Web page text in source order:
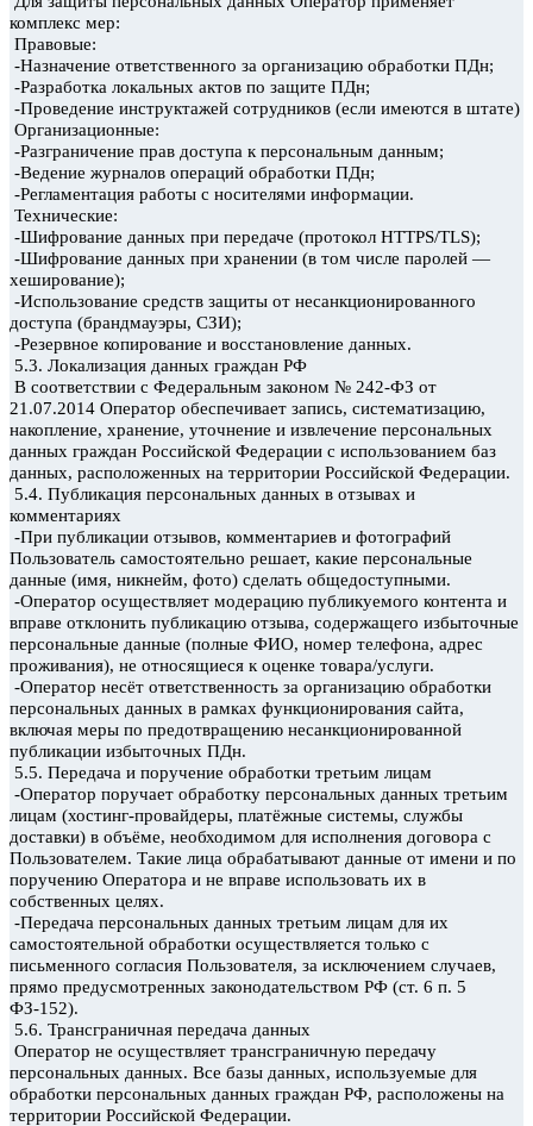
комплекс мер:
Правовые:
-Назначение ответственного за организацию обработки ПДн;
-Разработка локальных актов по защите ПДн;
-Проведение инструктажей сотрудников (если имеются в штате)
Организационные:
-Разграничение прав доступа к персональным данным;
-Ведение журналов операций обработки ПДн;
-Регламентация работы с носителями информации.
Технические:
-Шифрование данных при передаче (протокол HTTPS/TLS);
-Шифрование данных при хранении (в том числе паролей —
хеширование);
-Использование средств защиты от несанкционированного
доступа (брандмауэры, СЗИ);
-Резервное копирование и восстановление данных.
5.3. Локализация данных граждан РФ
В соответствии с Федеральным законом № 242-ФЗ от
21.07.2014 Оператор обеспечивает запись, систематизацию,
накопление, хранение, уточнение и извлечение персональных
данных граждан Российской Федерации с использованием баз
данных, расположенных на территории Российской Федерации.
5.4. Публикация персональных данных в отзывах и
комментариях
-При публикации отзывов, комментариев и фотографий
Пользователь самостоятельно решает, какие персональные
данные (имя, никнейм, фото) сделать общедоступными.
-Оператор осуществляет модерацию публикуемого контента и
вправе отклонить публикацию отзыва, содержащего избыточные
персональные данные (полные ФИО, номер телефона, адрес
проживания), не относящиеся к оценке товара/услуги.
-Оператор несёт ответственность за организацию обработки
персональных данных в рамках функционирования сайта,
включая меры по предотвращению несанкционированной
публикации избыточных ПДн.
5.5. Передача и поручение обработки третьим лицам
-Оператор поручает обработку персональных данных третьим
лицам (хостинг-провайдеры, платёжные системы, службы
доставки) в объёме, необходимом для исполнения договора с
Пользователем. Такие лица обрабатывают данные от имени и по
поручению Оператора и не вправе использовать их в
собственных целях.
-Передача персональных данных третьим лицам для их
самостоятельной обработки осуществляется только с
письменного согласия Пользователя, за исключением случаев,
прямо предусмотренных законодательством РФ (ст. 6 п. 5
ФЗ-152).
5.6. Трансграничная передача данных
Оператор не осуществляет трансграничную передачу
персональных данных. Все базы данных, используемые для
обработки персональных данных граждан РФ, расположены на
территории Российской Федерации.